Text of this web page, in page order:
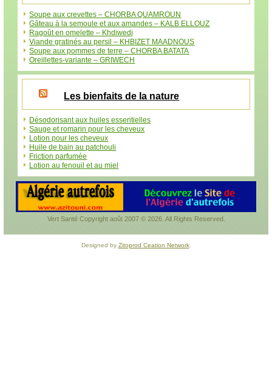
Soupe aux crevettes – CHORBA QUAMROUN
Gâteau à la semoule et aux amandes – KALB ELLOUZ
Ragoût en omelette – Khdiwedj
Viande gratinés au persil – KHBIZET MAADNOUS
Soupe aux pommes de terre – CHORBA BATATA
Oreillettes-variante – GRIWECH
Les bienfaits de la nature
Désodorisant aux huiles essentielles
Sauge et romarin pour les cheveux
Lotion pour les cheveux
Huile de bain au patchouli
Friction parfumée
Lotion au fenouil et au miel
Vert Santé Copyright août 2007 © 2026. All Rights Reserved.
Designed by Zitoprod Ceation Network.